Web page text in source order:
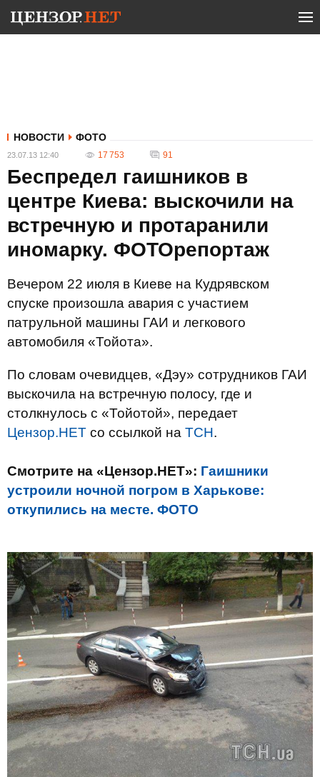
НОВОСТИ ФОТО
23.07.13 12:40 17 753 91
Беспредел гаишников в
центре Киева: выскочили на
встречную и протаранили
иномарку. ФОТОрепортаж
Вечером 22 июля в Киеве на Кудрявском
спуске произошла авария с участием
патрульной машины ГАИ и легкового
автомобиля «Тойота».
По словам очевидцев, «Дэу» сотрудников ГАИ
выскочила на встречную полосу, где и
столкнулось с «Тойотой», передает
Цензор.НЕТ со ссылкой на ТСН.
Смотрите на «Цензор.НЕТ»: Гаишники
устроили ночной погром в Харькове:
откупились на месте. ФОТО